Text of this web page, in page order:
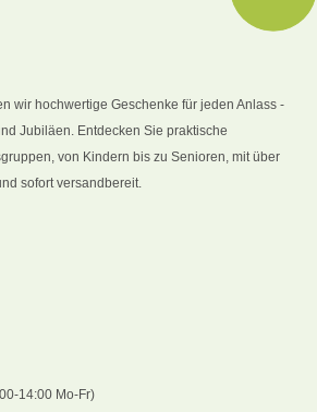
wir hochwertige Geschenke für jeden Anlass -
Jubiläen. Entdecken Sie praktische
von Kindern bis zu Senioren, mit über
sofort versandbereit.
14:00 Mo-Fr)